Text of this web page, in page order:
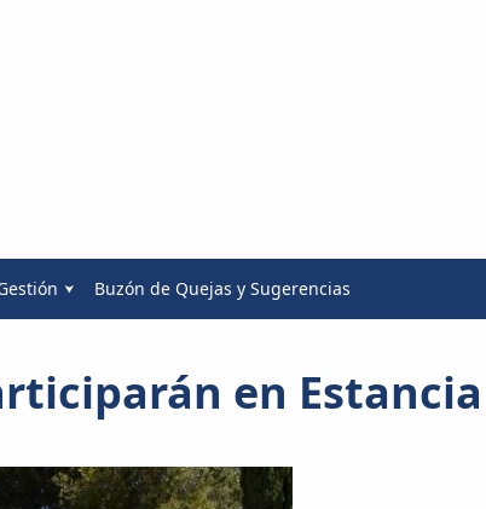
Buzón de Quejas y Sugerencias
en Estancia